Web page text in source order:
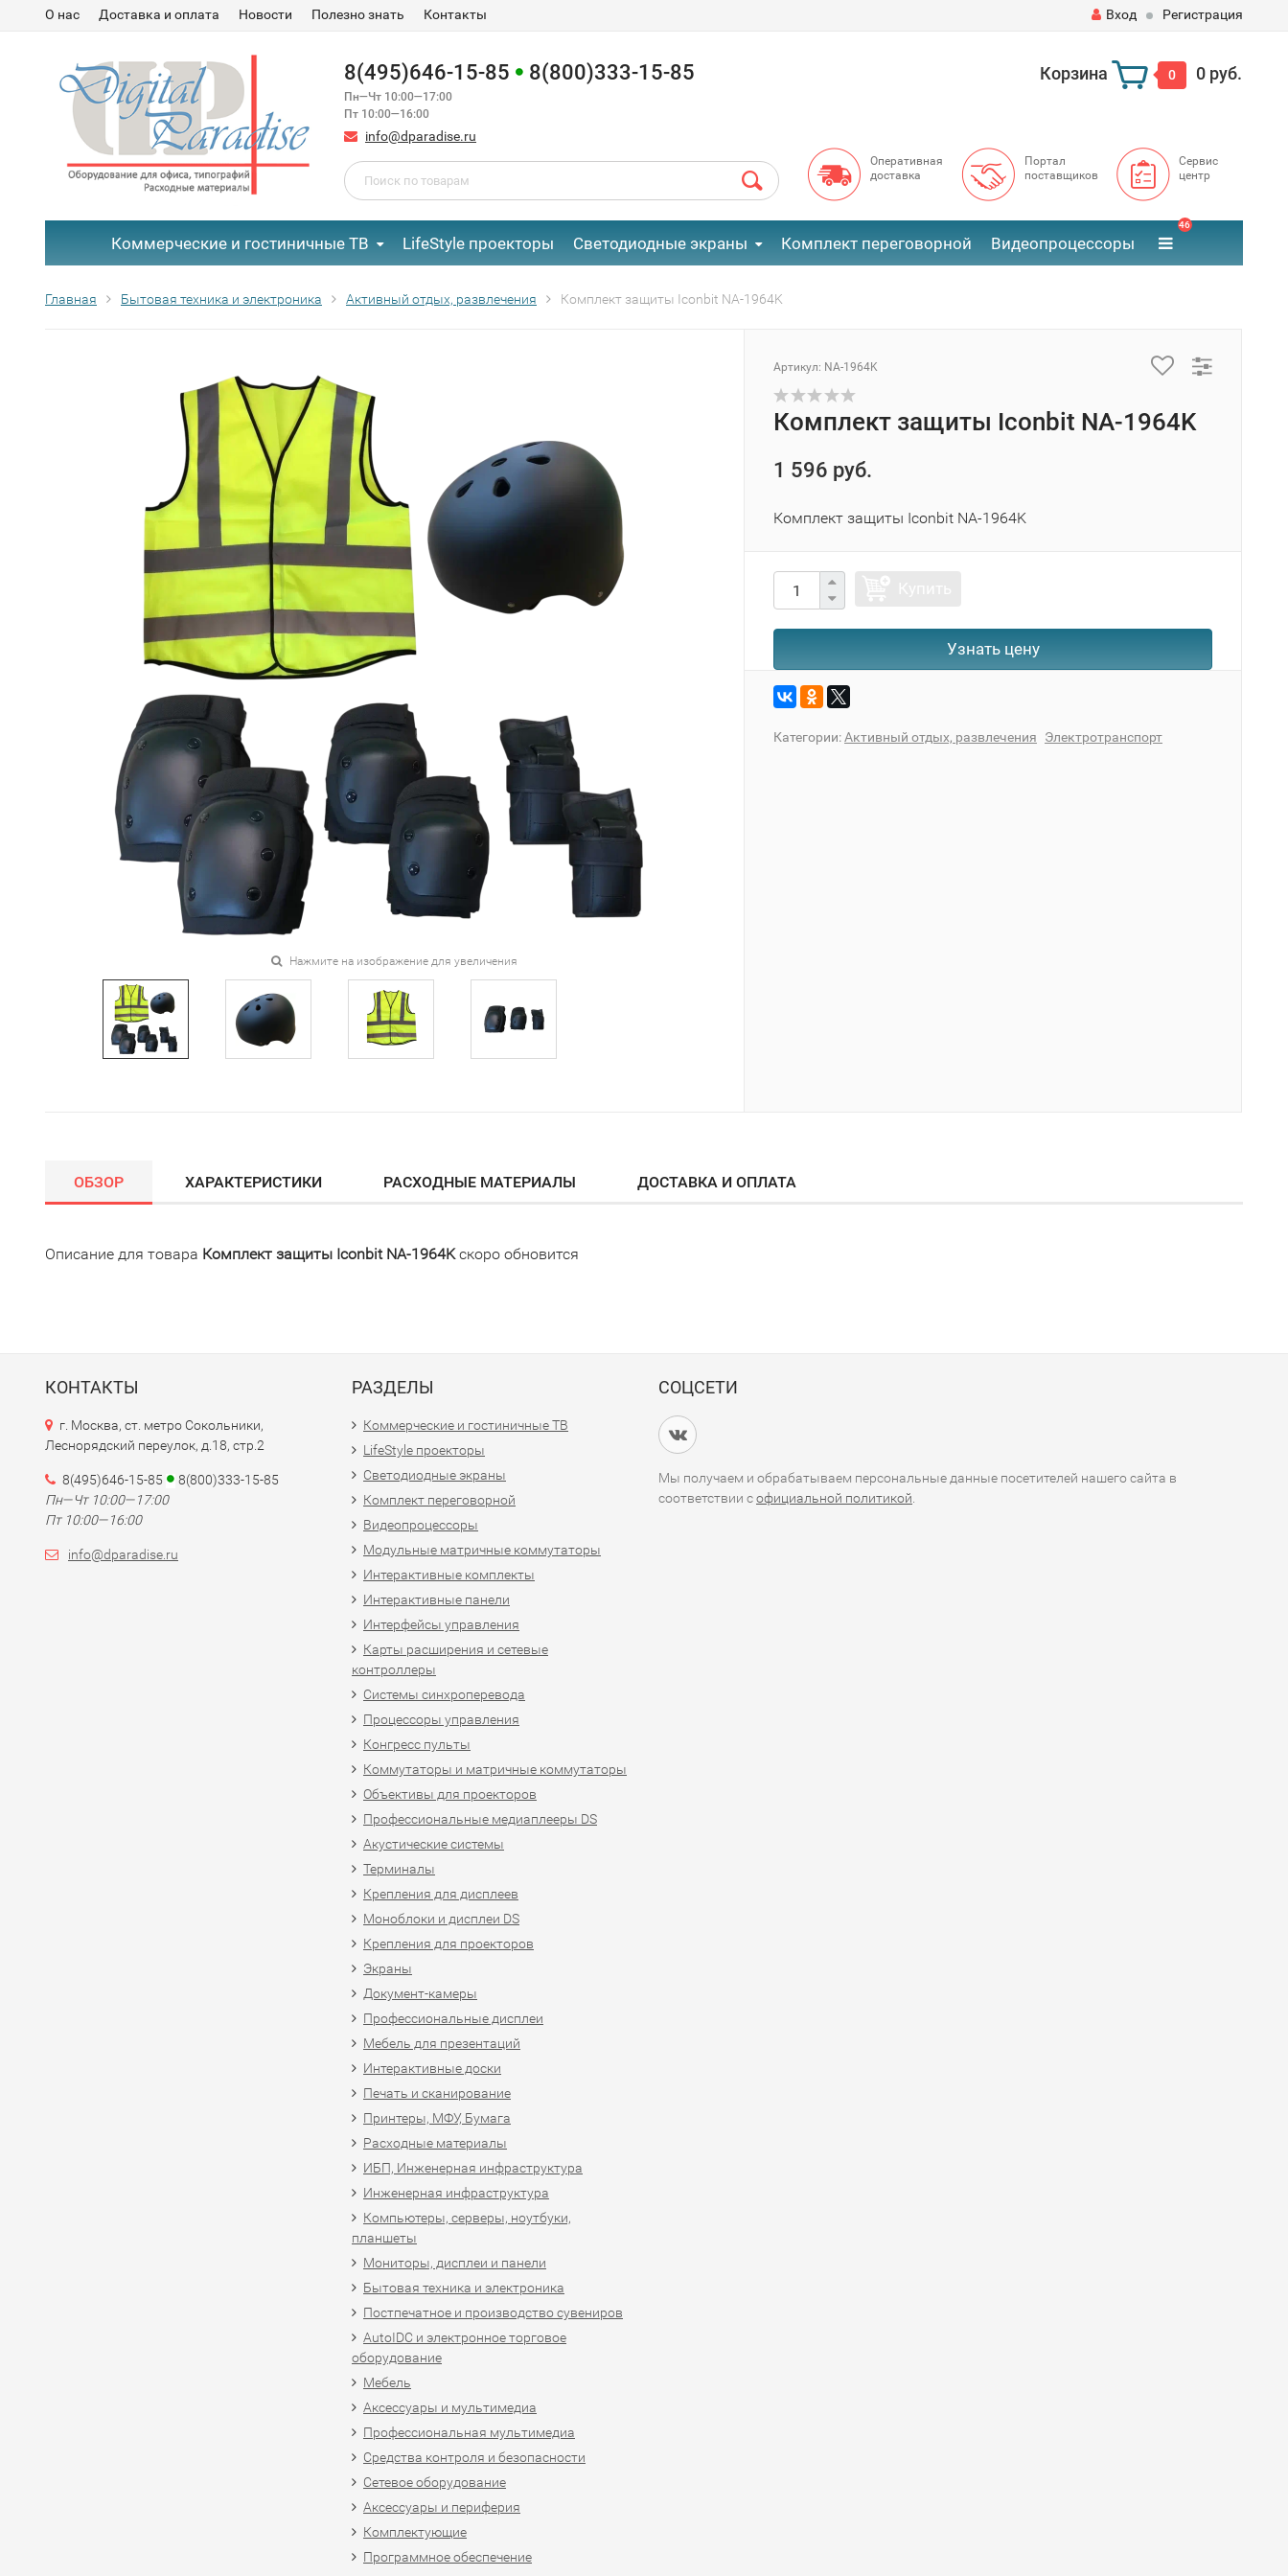
О нас Доставка и оплата Новости Полезно знать Контакты Вход Регистрация
8(495)646-15-85 8(800)333-15-85
Пн—Чт 10:00—17:00
Пт 10:00—16:00
info@dparadise.ru
Корзина 0 0 руб.
Оперативная
доставка
Портал
поставщиков
Сервис
центр
Коммерческие и гостиничные ТВ LifeStyle проекторы Светодиодные экраны Комплект переговорной Видеопроцессоры
46
Главная Бытовая техника и электроника Активный отдых, развлечения Комплект защиты Iconbit NA-1964K
Нажмите на изображение для увеличения
Артикул: NA-1964K
Комплект защиты Iconbit NA-1964K
1 596 руб.
Комплект защиты Iconbit NA-1964K
Узнать цену
Категории:Активный отдых, развлечения Электротранспорт
ОБЗОР ХАРАКТЕРИСТИКИ РАСХОДНЫЕ МАТЕРИАЛЫ ДОСТАВКА И ОПЛАТА
Описание для товара Комплект защиты Iconbit NA-1964Kскоро обновится
КОНТАКТЫ
г. Москва, ст. метро Сокольники,
Леснорядский переулок, д.18, стр.2
8(495)646-15-85
8(800)333-15-85
Пн—Чт 10:00—17:00
Пт 10:00—16:00
info@dparadise.ru
РАЗДЕЛЫ
Коммерческие и гостиничные ТВ
LifeStyle проекторы
Светодиодные экраны
Комплект переговорной
Видеопроцессоры
Модульные матричные коммутаторы
Интерактивные комплекты
Интерактивные панели
Интерфейсы управления
Карты расширения и сетевые
контроллеры
Системы синхроперевода
Процессоры управления
Конгресс пульты
Коммутаторы и матричные коммутаторы
Объективы для проекторов
Профессиональные медиаплееры DS
Акустические системы
Терминалы
Крепления для дисплеев
Моноблоки и дисплеи DS
Крепления для проекторов
Экраны
Документ-камеры
Профессиональные дисплеи
Мебель для презентаций
Интерактивные доски
Печать и сканирование
Принтеры, МФУ, Бумага
Расходные материалы
ИБП, Инженерная инфраструктура
Инженерная инфраструктура
Компьютеры, серверы, ноутбуки,
планшеты
Мониторы, дисплеи и панели
Бытовая техника и электроника
Постпечатное и производство сувениров
AutoIDC и электронное торговое
оборудование
Мебель
Аксессуары и мультимедиа
Профессиональная мультимедиа
Средства контроля и безопасности
Сетевое оборудование
Аксессуары и периферия
Комплектующие
Программное обеспечение
СОЦСЕТИ
Мы получаем и обрабатываем персональные данные посетителей нашего сайта в
соответствии софициальной политикой